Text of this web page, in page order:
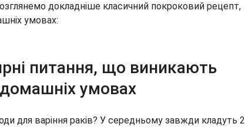
докладніше класичний покроковий рецепт,
умовах:
питання, що виникають
домашніх умовах
для варіння раків? У середньому завжди кладуть 2